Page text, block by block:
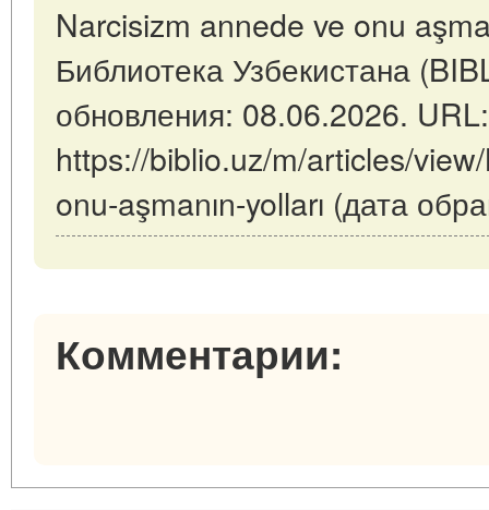
Narcisizm annede ve onu
Библиотека Узбекистана
обновления: 08.06.2026. URL:
https://biblio.uz/m/articles/
onu-aşmanın-yolları (дата
Комментарии: